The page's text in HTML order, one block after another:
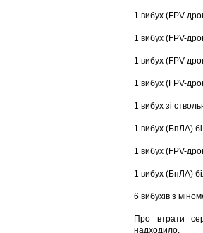
1 вибух (FPV-
1 вибух (FPV-
1 вибух (FPV-
1 вибух (FPV-
1 вибух зі
1 вибух (БпЛА)
1 вибух (FPV-
1 вибух (БпЛА)
6 вибухів з
Про втрати
надходило.